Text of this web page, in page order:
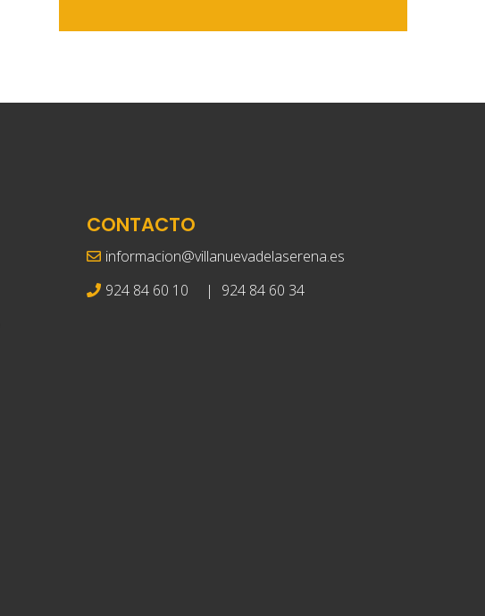
CONTACTO
informacion@villanuevadelaserena.es
924 84 60 10
| 924 84 60 34